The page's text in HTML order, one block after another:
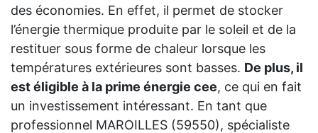
des économies. En effet, il permet de stocker
l’énergie thermique produite par le soleil et de la
restituer sous forme de chaleur lorsque les
températures extérieures sont basses. De plus, il
est éligible à la prime énergie cee, ce qui en fait
un investissement intéressant. En tant que
professionnel MAROILLES (59550), spécialiste